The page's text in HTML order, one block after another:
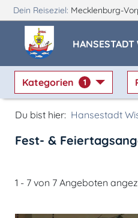
Dein Reiseziel: Mecklenburg-
HANSESTADT
Kategorien 1
Du bist hier: Hansestadt
Fest- &
1 - 7 von 7 Angeboten